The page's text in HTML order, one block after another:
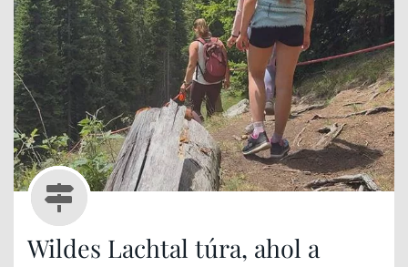
Wildes Lachtal túra, ahol a